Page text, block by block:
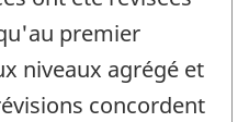
premier
niveaux agrégé et
concordent